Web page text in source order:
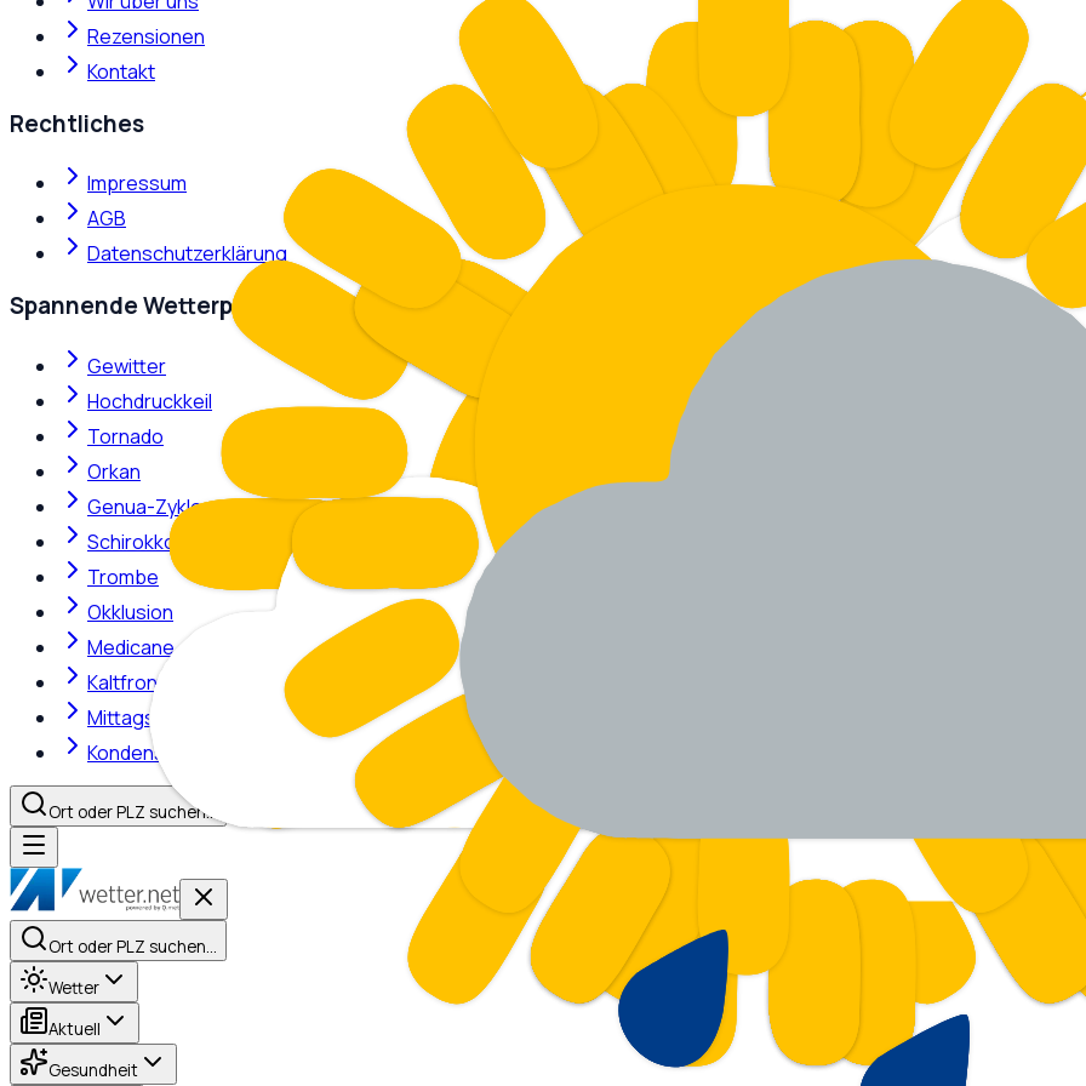
Rezensionen
Kontakt
Rechtliches
Impressum
AGB
Datenschutzerklärung
Spannende Wetterphänomene
Gewitter
Hochdruckkeil
Tornado
Orkan
Genua-Zyklone
Schirokko
Trombe
Okklusion
Medicane
Kaltfront
Mittagshitze
Kondensstreifen
Ort oder PLZ suchen…
Ort oder PLZ suchen…
Wetter
Aktuell
Gesundheit